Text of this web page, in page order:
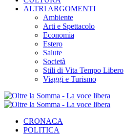
ALTRI ARGOMENTI
Ambiente
Arti e Spettacolo
Economia
Estero
Salute
Società
Stili di Vita Tempo Libero
Viaggi e Turismo
CRONACA
POLITICA